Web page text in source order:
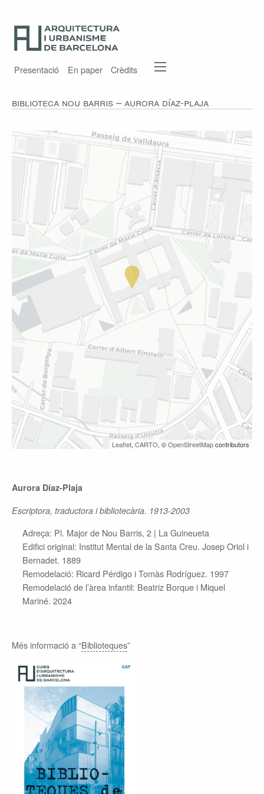
Presentació En paper Crèdits
Biblioteca Nou Barris – Aurora Díaz-Plaja
Leaflet, CARTO, ©OpenStreetMapcontributors
Aurora Díaz-Plaja
Escriptora, traductora i bibliotecària. 1913-2003
Adreça: Pl. Major de Nou Barris, 2 | La Guineueta
Edifici original: Institut Mental de la Santa Creu. Josep Oriol i
Bernadet. 1889
Remodelació: Ricard Pérdigo i Tomàs Rodríguez. 1997
Remodelació de l’àrea infantil: Beatriz Borque i Miquel
Mariné. 2024
Més informació a “Biblioteques”